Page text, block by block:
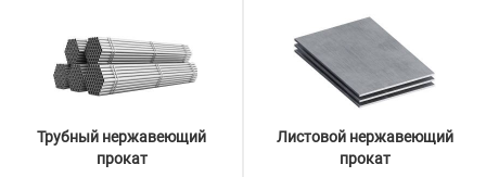
Трубный нержавеющий
прокат
Листовой нержавеющий
прокат